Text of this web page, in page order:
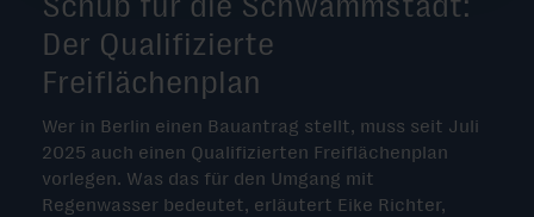
Der Qualifizierte
Freiflächenplan
Wer in Berlin einen Bauantrag stellt, muss seit Juli
2025 auch einen Qualifizierten Freiflächenplan
vorlegen. Was das für den Umgang mit
Regenwasser bedeutet, erläutert Eike Richter,